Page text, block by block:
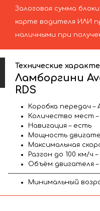
Залоговая сумма
карте водителя ИЛИ
наличными при
Технические
Ламборгини
RDS
Коробка передач
Количество мест –
Навигация – есть
Мощность
Максимальная
Разгон до 100 км/ч –
Объём двигателя –
Минимальный